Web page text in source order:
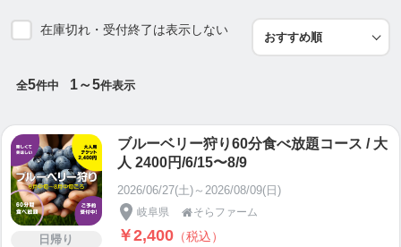
在庫切れ・受付終了は表示しない
全5件中 1～5件表示
日帰り
ブルーベリー狩り60分食べ放題コース / 大
人 2400円/6/15〜8/9
2026/06/27(土)～2026/08/09(日)
岐阜県 そらファーム
￥2,400 （税込）